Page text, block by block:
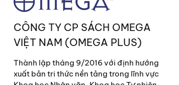
CÔNG TY CP SÁCH OMEGA
VIỆT NAM (OMEGA PLUS)
Thành lập tháng 9/2016 với định hướng
xuất bản tri thức nền tảng trong lĩnh vực